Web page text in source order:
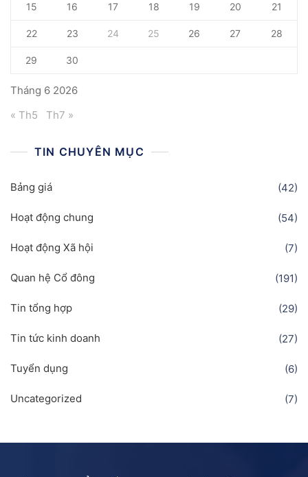
Tháng 6 2026
15 16 17 18 19 20 21
22 23 24 25 26 27 28
29 30
« Th5 Th7 »
TIN CHUYÊN MỤC
Bảng giá (42)
Hoạt động chung (54)
Hoạt động Xã hội (7)
Quan hệ Cổ đông (191)
Tin tổng hợp (29)
Tin tức kinh doanh (27)
Tuyển dụng (6)
Uncategorized (7)